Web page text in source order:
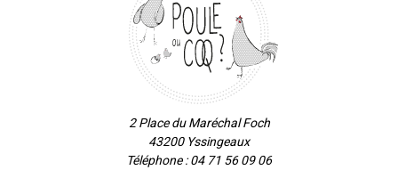
2 Place du Maréchal Foch
43200 Yssingeaux
Téléphone : 04 71 56 09 06